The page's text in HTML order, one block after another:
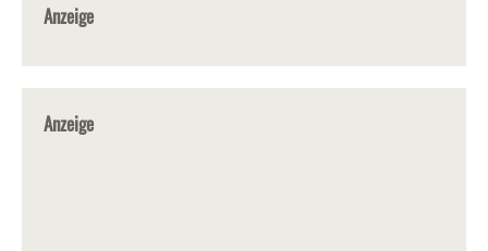
Anzeige
Anzeige